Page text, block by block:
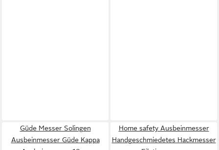
Güde Messer Solingen
Ausbeinmesser Güde Kappa
Home safety Ausbeinmesser
Handgeschmiedetes Hackmesser